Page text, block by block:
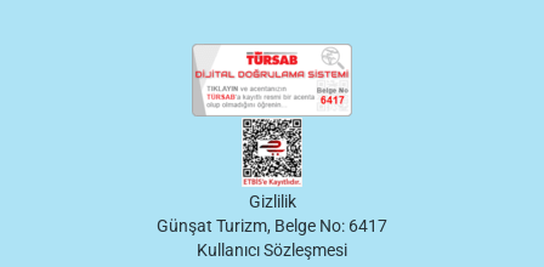
Gizlilik
Günşat Turizm, Belge No: 6417
Kullanıcı Sözleşmesi